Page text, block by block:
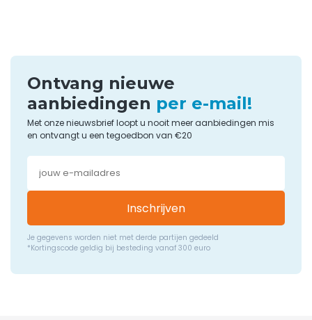
Ontvang nieuwe
aanbiedingen per e-mail!
Met onze nieuwsbrief loopt u nooit meer aanbiedingen mis
en ontvangt u een tegoedbon van €20
Inschrijven
Je gegevens worden niet met derde partijen gedeeld
*Kortingscode geldig bij besteding vanaf 300 euro